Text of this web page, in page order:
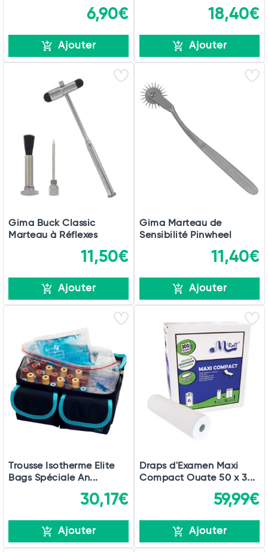
6,90€
Ajouter
18,40€
Ajouter
Gima Buck Classic
Marteau à Réflexes
11,50€
Ajouter
Gima Marteau de
Sensibilité Pinwheel
11,40€
Ajouter
Trousse Isotherme Elite
Bags Spéciale An...
30,17€
Ajouter
Draps d'Examen Maxi
Compact Ouate 50 x 3...
59,99€
Ajouter